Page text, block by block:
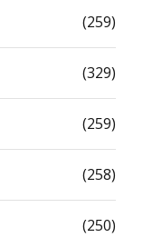
(259)
(329)
(259)
(258)
(250)